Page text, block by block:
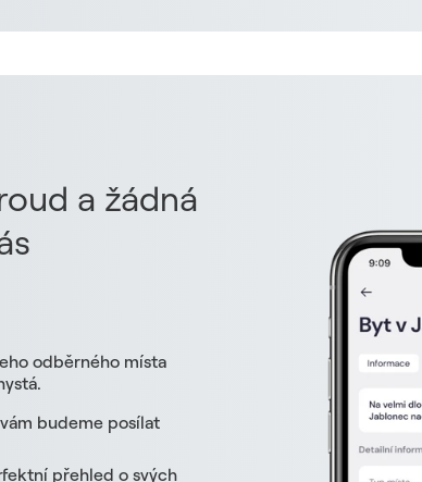
a žádná
odběrného místa
budeme posílat
přehled o svých